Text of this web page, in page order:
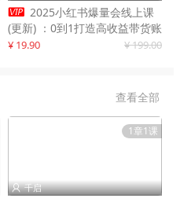
 2025小红书爆量会线上课
(更新) ：0到1打造高收益带货账
号，靠小红书带货年入100w？
¥ 19.90 ¥ 199.00
查看全部
1章1课
 千启